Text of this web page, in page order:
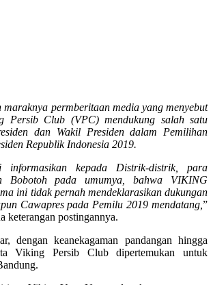
maraknya permberitaan media yang menyebut
Persib Club (VPC) mendukung salah satu
dan Wakil Presiden dalam Pemilihan
Republik Indonesia 2019.
informasikan kepada Distrik-distrik, para
Bobotoh pada umumya, bahwa VIKING
ini tidak pernah mendeklarasikan dukungan
Cawapres pada Pemilu 2019 mendatang, ”
keterangan postingannya.
dengan keanekagaman pandangan hingga
Viking Persib Club dipertemukan untuk